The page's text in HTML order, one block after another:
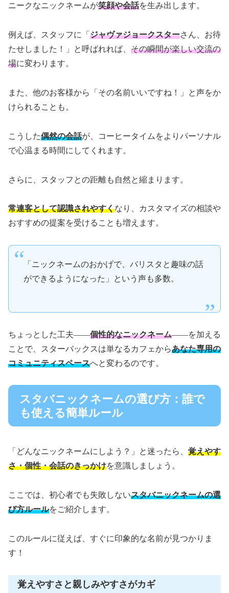
ニークなニックネームが笑顔や会話を生み出します。
例えば、スタッフに「 ジャヴァジョークスターさん、お待
たせしました！」と呼ばれれば、 その瞬間が楽しい交流の
場に変わります。
また、他のお客様から「その名前いいですね！」と声をか
けられることも。
こうした偶然の会話が、コーヒータイムをよりパーソナル
で心温まる時間にしてくれます。
さらに、スタッフとの距離も自然と縮まります。
常連客として認識されやすくなり、カスタマイズの相談や
おすすめの提案を受けることも増えます。
「ニックネームのおかげで、バリスタと趣味の話
ができるようになった」という声も多数。
ちょっとした工夫――個性的なニックネーム――を加える
ことで、スターバックスは単なるカフェからあなた専用の
コミュニティスペースへと変わるのです。
スタバニックネームの選び方：誰で
も使える簡単ルール
「どんなニックネームにしよう？」と迷ったら、 覚えやす
さ・個性・会話のきっかけを意識しましょう。
ここでは、初心者でも失敗しないスタバニックネームの選
び方ルールをご紹介します。
このルールに従えば、すぐに印象的な名前が見つかりま
す！
覚えやすさと親しみやすさがカギ